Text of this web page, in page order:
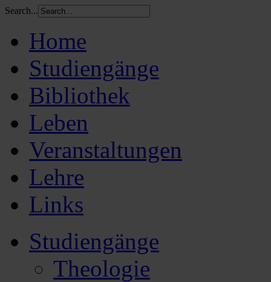
Search...
Home
Studiengänge
Bibliothek
Leben
Veranstaltungen
Lehre
Links
Studiengänge
Theologie